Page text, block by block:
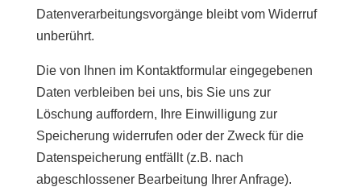
Datenverarbeitungsvorgänge bleibt vom Widerruf
unberührt.
Die von Ihnen im Kontaktformular eingegebenen
Daten verbleiben bei uns, bis Sie uns zur
Löschung auffordern, Ihre Einwilligung zur
Speicherung widerrufen oder der Zweck für die
Datenspeicherung entfällt (z.B. nach
abgeschlossener Bearbeitung Ihrer Anfrage).